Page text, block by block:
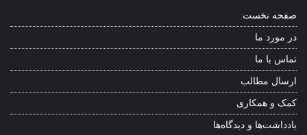
صفحه نخست
در مورد ما
تماس با ما
ارسال مطالب
کمک و همکاری
یادداشت‌ها و دیدگاه‌ها